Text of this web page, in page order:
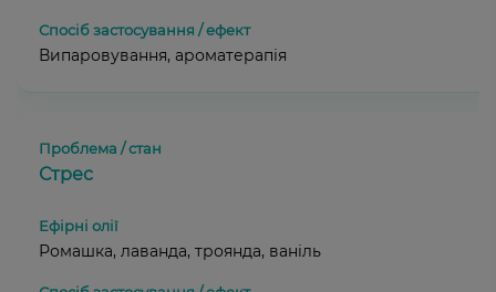
Випаровування, ароматерапія
Стрес
Ромашка, лаванда, троянда, ваніль